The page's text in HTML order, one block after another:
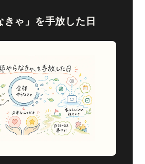
きゃ」を手放した日